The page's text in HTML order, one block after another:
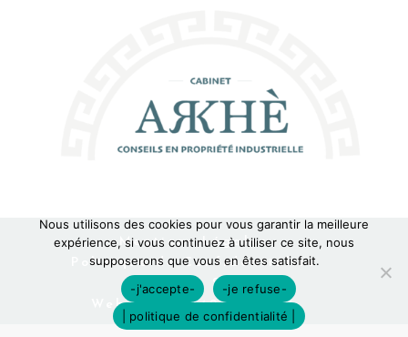
Mentions Légales
Politique de Confidentialité
Plan du Site
Webdesign 842 Concept
Nous utilisons des cookies pour vous garantir la meilleure
expérience, si vous continuez à utiliser ce site, nous
supposerons que vous en êtes satisfait.
-j'accepte-
-je refuse-
| politique de confidentialité |